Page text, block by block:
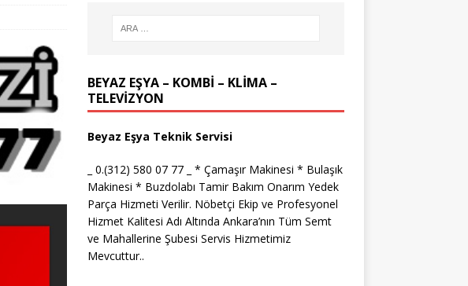
BEYAZ EŞYA – KOMBİ – KLİMA –
TELEVİZYON
Beyaz Eşya Teknik Servisi
_ 0.(312) 580 07 77 _ * Çamaşır Makinesi * Bulaşık
Makinesi * Buzdolabı Tamir Bakım Onarım Yedek
Parça Hizmeti Verilir. Nöbetçi Ekip ve Profesyonel
Hizmet Kalitesi Adı Altında Ankara’nın Tüm Semt
ve Mahallerine Şubesi Servis Hizmetimiz
Mevcuttur..